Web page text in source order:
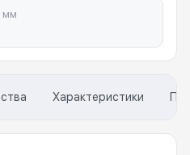
мм
Характеристики